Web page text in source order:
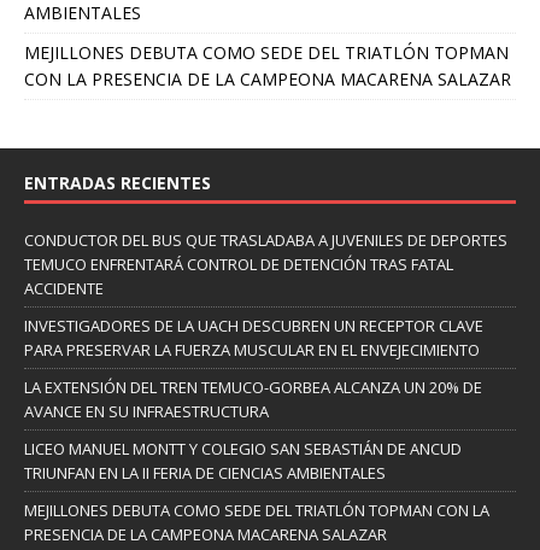
AMBIENTALES
MEJILLONES DEBUTA COMO SEDE DEL TRIATLÓN TOPMAN
CON LA PRESENCIA DE LA CAMPEONA MACARENA SALAZAR
ENTRADAS RECIENTES
CONDUCTOR DEL BUS QUE TRASLADABA A JUVENILES DE DEPORTES
TEMUCO ENFRENTARÁ CONTROL DE DETENCIÓN TRAS FATAL
ACCIDENTE
INVESTIGADORES DE LA UACH DESCUBREN UN RECEPTOR CLAVE
PARA PRESERVAR LA FUERZA MUSCULAR EN EL ENVEJECIMIENTO
LA EXTENSIÓN DEL TREN TEMUCO-GORBEA ALCANZA UN 20% DE
AVANCE EN SU INFRAESTRUCTURA
LICEO MANUEL MONTT Y COLEGIO SAN SEBASTIÁN DE ANCUD
TRIUNFAN EN LA II FERIA DE CIENCIAS AMBIENTALES
MEJILLONES DEBUTA COMO SEDE DEL TRIATLÓN TOPMAN CON LA
PRESENCIA DE LA CAMPEONA MACARENA SALAZAR